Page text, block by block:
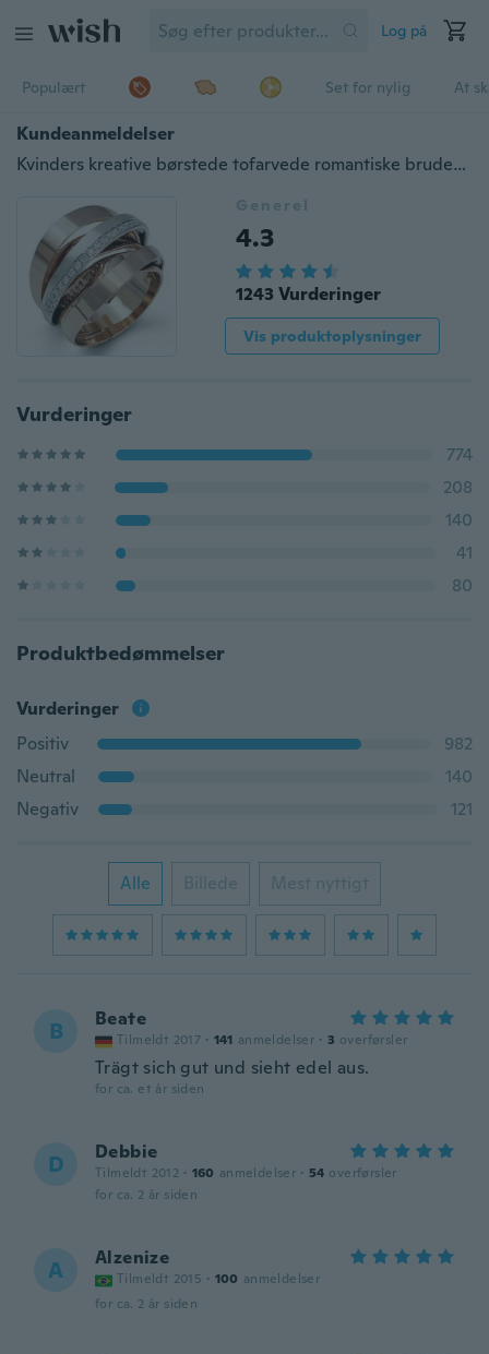
Log på
Populært Set for nylig At
Kundeanmeldelser
Kvinders kreative børstede tofarvede romantiske brudeforlovelse Jubilæumsring Boutique Luksusjul Mors Dagsgave Anillos De Compromiso
Generel
4.3
1243 Vurderinger
Vis produktoplysninger
Vurderinger
774
208
140
41
80
Produktbedømmelser
Vurderinger
Positiv
982
Neutral
140
Negativ
121
Alle Billede Mest nyttigt
B Beate
Tilmeldt 2017 · 141 anmeldelser · 3 overførsler
Trägt sich gut und sieht edel aus.
for ca. et år siden
D Debbie
Tilmeldt 2012 · 160 anmeldelser · 54 overførsler
for ca. 2 år siden
A Alzenize
Tilmeldt 2015 · 100 anmeldelser
for ca. 2 år siden